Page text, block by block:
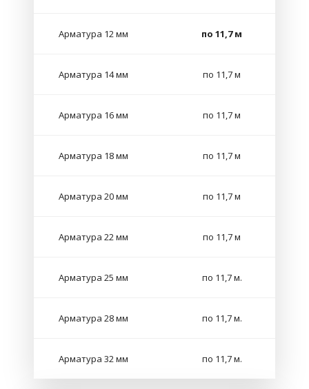
Арматура 12 мм по 11,7 м
Арматура 14 мм по 11,7 м
Арматура 16 мм по 11,7 м
Арматура 18 мм по 11,7 м
Арматура 20 мм по 11,7 м
Арматура 22 мм по 11,7 м
Арматура 25 мм по 11,7 м.
Арматура 28 мм по 11,7 м.
Арматура 32 мм по 11,7 м.